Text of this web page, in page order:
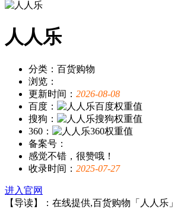
人人乐
分类：百货购物
浏览：
更新时间： 2026-08-08
百度：
搜狗：
360：
备案号：
感觉不错，很赞哦！
收录时间： 2025-07-27
进入官网
【导读】：在线提供,百货购物「人人乐